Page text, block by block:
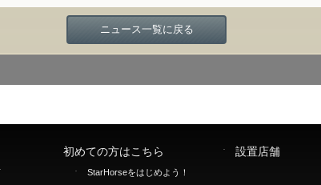
ニュース一覧に戻る
初めての方はこちら
StarHorseをはじめよう！
設置店舗